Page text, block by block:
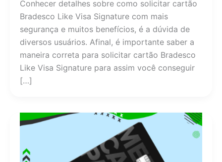
Conhecer detalhes sobre como solicitar cartão
Bradesco Like Visa Signature com mais
segurança e muitos benefícios, é a dúvida de
diversos usuários. Afinal, é importante saber a
maneira correta para solicitar cartão Bradesco
Like Visa Signature para assim você conseguir
[…]